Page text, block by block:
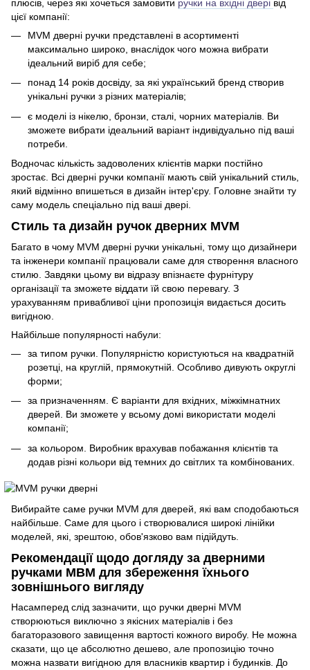
плюсів, через які хочеться замовити ручки на вхідні двері від
цієї компанії:
MVM дверні ручки представлені в асортименті
максимально широко, внаслідок чого можна вибрати
ідеальний виріб для себе;
понад 14 років досвіду, за які український бренд створив
унікальні ручки з різних матеріалів;
є моделі із нікелю, бронзи, сталі, чорних матеріалів. Ви
зможете вибрати ідеальний варіант індивідуально під ваші
потреби.
Водночас кількість задоволених клієнтів марки постійно
зростає. Всі дверні ручки компанії мають свій унікальний стиль,
який відмінно впишеться в дизайн інтер'єру. Головне знайти ту
саму модель спеціально під ваші двері.
Стиль та дизайн ручок дверних MVM
Багато в чому MVM дверні ручки унікальні, тому що дизайнери
та інженери компанії працювали саме для створення власного
стилю. Завдяки цьому ви відразу впізнаєте фурнітуру
організації та зможете віддати їй свою перевагу. З
урахуванням привабливої ціни пропозиція видається досить
вигідною.
Найбільше популярності набули:
за типом ручки. Популярністю користуються на квадратній
розетці, на круглій, прямокутній. Особливо дивують округлі
форми;
за призначенням. Є варіанти для вхідних, міжкімнатних
дверей. Ви зможете у всьому домі використати моделі
компанії;
за кольором. Виробник врахував побажання клієнтів та
додав різні кольори від темних до світлих та комбінованих.
Вибирайте саме ручки MVM для дверей, які вам сподобаються
найбільше. Саме для цього і створювалися широкі лінійки
моделей, які, зрештою, обов'язково вам підійдуть.
Рекомендації щодо догляду за дверними
ручками МВМ для збереження їхнього
зовнішнього вигляду
Насамперед слід зазначити, що ручки дверні MVM
створюються виключно з якісних матеріалів і без
багаторазового завищення вартості кожного виробу. Не можна
сказати, що це абсолютно дешево, але пропозицію точно
можна назвати вигідною для власників квартир і будинків. До